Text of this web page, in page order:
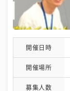
開催日時
開催場所
募集人数